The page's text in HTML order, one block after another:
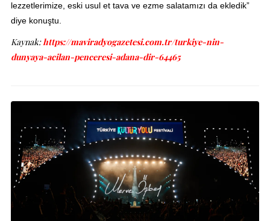
lezzetlerimize, eski usul et tava ve ezme salatamızı da ekledik”
diye konuştu.
Kaynak:https://maviradyogazetesi.com.tr/turkiye-nin-
dunyaya-acilan-penceresi-adana-dir-64465